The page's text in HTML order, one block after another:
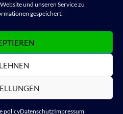
und unseren Service zu
gespeichert.
policyDatenschutzImpressum